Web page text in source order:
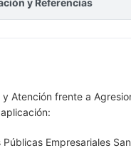
y Referencias
y Atención frente a
Públicas Empresariales